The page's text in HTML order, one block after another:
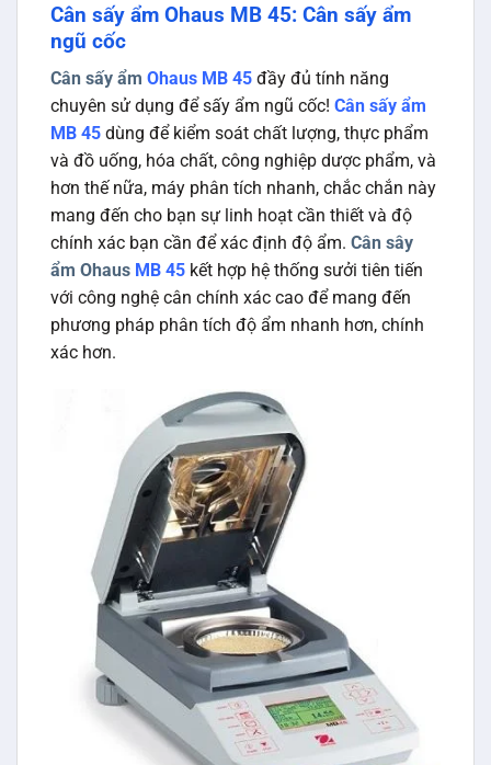
Cân sấy ẩm Ohaus MB 45: Cân sấy ẩm
ngũ cốc
Cân sấy ẩm Ohaus MB 45 đầy đủ tính năng
chuyên sử dụng để sấy ẩm ngũ cốc! Cân sấy ẩm
MB 45 dùng để kiểm soát chất lượng, thực phẩm
và đồ uống, hóa chất, công nghiệp dược phẩm, và
hơn thế nữa, máy phân tích nhanh, chắc chắn này
mang đến cho bạn sự linh hoạt cần thiết và độ
chính xác bạn cần để xác định độ ẩm. Cân sây
ẩm Ohaus MB 45 kết hợp hệ thống sưởi tiên tiến
với công nghệ cân chính xác cao để mang đến
phương pháp phân tích độ ẩm nhanh hơn, chính
xác hơn.